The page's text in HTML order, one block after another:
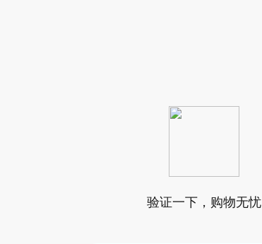
验证一下，购物无忧